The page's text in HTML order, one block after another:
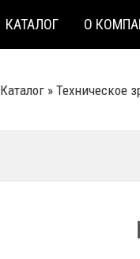
КАТАЛОГ О
Каталог » Техническое